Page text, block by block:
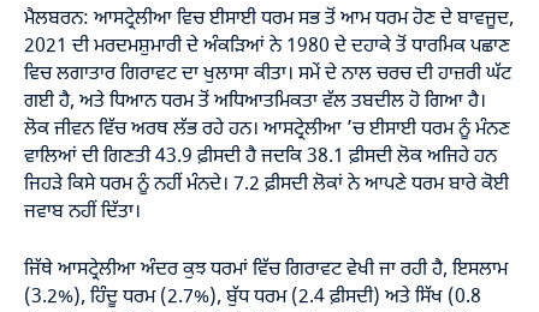
ਮੈਲਬਰਨ: ਆਸਟ੍ਰੇਲੀਆ ਵਿਚ ਈਸਾਈ ਧਰਮ ਸਭ ਤੋਂ ਆਮ ਧਰਮ ਹੋਣ ਦੇ ਬਾਵਜੂਦ,
2021 ਦੀ ਮਰਦਮਸ਼ੁਮਾਰੀ ਦੇ ਅੰਕੜਿਆਂ ਨੇ 1980 ਦੇ ਦਹਾਕੇ ਤੋਂ ਧਾਰਮਿਕ ਪਛਾਣ
ਵਿਚ ਲਗਾਤਾਰ ਗਿਰਾਵਟ ਦਾ ਖੁਲਾਸਾ ਕੀਤਾ। ਸਮੇਂ ਦੇ ਨਾਲ ਚਰਚ ਦੀ ਹਾਜ਼ਰੀ ਘੱਟ
ਗਈ ਹੈ, ਅਤੇ ਧਿਆਨ ਧਰਮ ਤੋਂ ਅਧਿਆਤਮਿਕਤਾ ਵੱਲ ਤਬਦੀਲ ਹੋ ਗਿਆ ਹੈ।
ਲੋਕ ਜੀਵਨ ਵਿੱਚ ਅਰਥ ਲੱਭ ਰਹੇ ਹਨ। ਆਸਟ੍ਰੇਲੀਆ ’ਚ ਈਸਾਈ ਧਰਮ ਨੂੰ ਮੰਨਣ
ਵਾਲਿਆਂ ਦੀ ਗਿਣਤੀ 43.9 ਫ਼ੀਸਦੀ ਹੈ ਜਦਕਿ 38.1 ਫ਼ੀਸਦੀ ਲੋਕ ਅਜਿਹੇ ਹਨ
ਜਿਹੜੇ ਕਿਸੇ ਧਰਮ ਨੂੰ ਨਹੀਂ ਮੰਨਦੇ। 7.2 ਫ਼ੀਸਦੀ ਲੋਕਾਂ ਨੇ ਆਪਣੇ ਧਰਮ ਬਾਰੇ ਕੋਈ
ਜਵਾਬ ਨਹੀਂ ਦਿੱਤਾ।
ਜਿੱਥੇ ਆਸਟ੍ਰੇਲੀਆ ਅੰਦਰ ਕੁਝ ਧਰਮਾਂ ਵਿੱਚ ਗਿਰਾਵਟ ਵੇਖੀ ਜਾ ਰਹੀ ਹੈ, ਇਸਲਾਮ
(3.2%), ਹਿੰਦੂ ਧਰਮ (2.7%), ਬੁੱਧ ਧਰਮ (2.4 ਫ਼ੀਸਦੀ) ਅਤੇ ਸਿੱਖ (0.8